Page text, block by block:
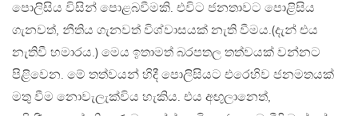
පොලිසිය විසින් පොළබවීමකි. එවිට ජනතාවට පොළිසිය
ගැනවත්, නීතිය ගැනවත් විශ්වාසයක් නැති වීමය.(දැන් එය
නැතිවී හමාරය.) මෙය ඉතාමත් බරපතල තත්වයක් වන්නට
පිළිවෙන. මේ තත්වයන් හිදී පොලිසියට එරෙහිව ජනමතයක්
මතු වීම නොවැලැක්විය හැකිය. එය අඟුලානෙත්,